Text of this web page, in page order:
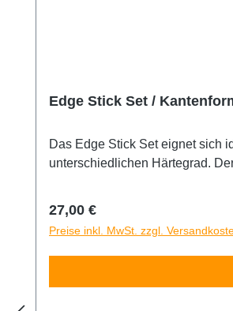
Edge Stick Set /
Das Edge Stick Set eignet sich ideal, um Car Wrapping Folien in Sicken
Regulärer Preis:
27,00 €
Preise inkl. MwSt. zzgl.